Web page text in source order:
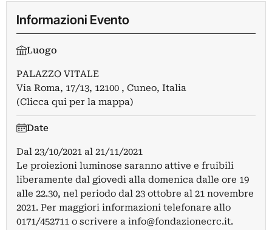
Informazioni Evento
Luogo
PALAZZO VITALE
Via Roma, 17/13, 12100 , Cuneo, Italia
(Clicca qui per la mappa)
Date
Dal 23/10/2021 al 21/11/2021
Le proiezioni luminose saranno attive e fruibili
liberamente dal giovedì alla domenica dalle ore 19
alle 22.30, nel periodo dal 23 ottobre al 21 novembre
2021. Per maggiori informazioni telefonare allo
0171/452711 o scrivere a info@fondazionecrc.it.